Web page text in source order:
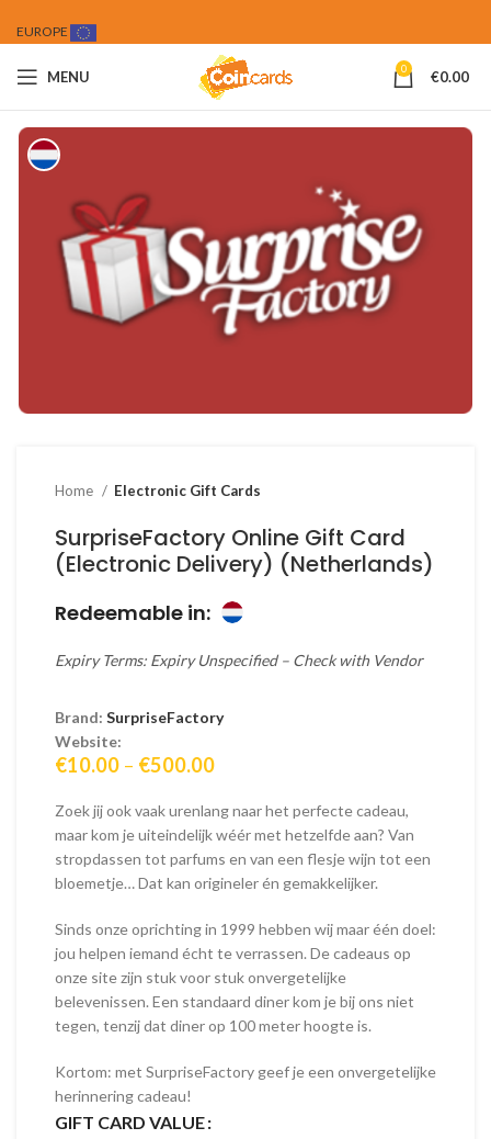
EUROPE
MENU 0 €0.00
Home Electronic Gift Cards
SurpriseFactory Online Gift Card
(Electronic Delivery) (Netherlands)
Redeemable in:
Expiry Terms: Expiry Unspecified – Check with Vendor
Brand: SurpriseFactory
Website:
€10.00 – €500.00Price
€10.00
through
€500.00
Zoek jij ook vaak urenlang naar het perfecte cadeau,
maar kom je uiteindelijk wéér met hetzelfde aan? Van
stropdassen tot parfums en van een flesje wijn tot een
bloemetje… Dat kan origineler én gemakkelijker.
Sinds onze oprichting in 1999 hebben wij maar één doel:
jou helpen iemand écht te verrassen. De cadeaus op
onze site zijn stuk voor stuk onvergetelijke
belevenissen. Een standaard diner kom je bij ons niet
tegen, tenzij dat diner op 100 meter hoogte is.
Kortom: met SurpriseFactory geef je een onvergetelijke
herinnering cadeau!
GIFT CARD VALUE